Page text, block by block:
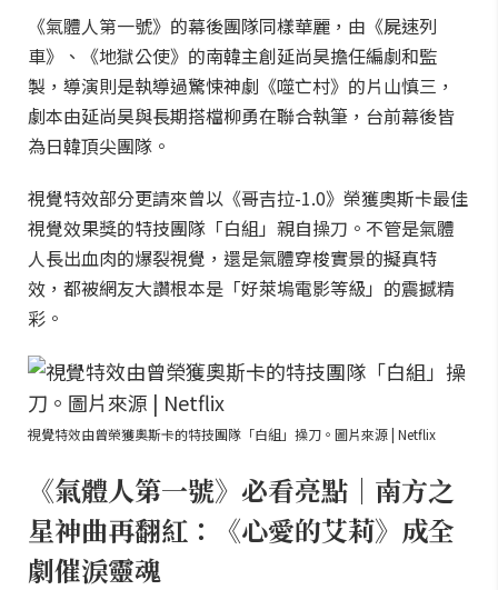
《氣體人第一號》的幕後團隊同樣華麗，由《屍速列
車》、《地獄公使》的南韓主創延尚昊擔任編劇和監
製，導演則是執導過驚悚神劇《噬亡村》的片山慎三，
劇本由延尚昊與長期搭檔柳勇在聯合執筆，台前幕後皆
為日韓頂尖團隊。
視覺特效部分更請來曾以《哥吉拉-1.0》榮獲奧斯卡最佳
視覺效果獎的特技團隊「白組」親自操刀。不管是氣體
人長出血肉的爆裂視覺，還是氣體穿梭實景的擬真特
效，都被網友大讚根本是「好萊塢電影等級」的震撼精
彩。
視覺特效由曾榮獲奧斯卡的特技團隊「白組」操刀。圖片來源 | Netflix
《氣體人第一號》必看亮點｜南方之
星神曲再翻紅：《心愛的艾莉》成全
劇催淚靈魂